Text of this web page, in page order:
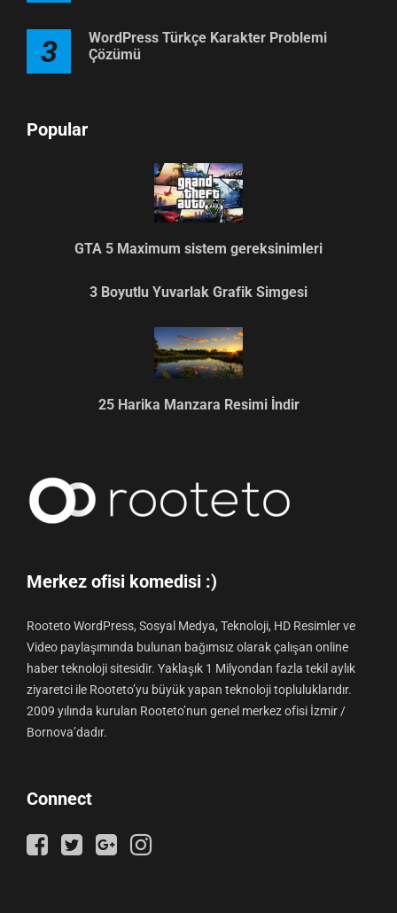
3
WordPress Türkçe Karakter Problemi
Çözümü
Popular
GTA 5 Maximum sistem gereksinimleri
3 Boyutlu Yuvarlak Grafik Simgesi
25 Harika Manzara Resimi İndir
Merkez ofisi komedisi :)
Rooteto WordPress, Sosyal Medya, Teknoloji, HD Resimler ve
Video paylaşımında bulunan bağımsız olarak çalışan online
haber teknoloji sitesidir. Yaklaşık 1 Milyondan fazla tekil aylık
ziyaretci ile Rooteto’yu büyük yapan teknoloji topluluklarıdır.
2009 yılında kurulan Rooteto’nun genel merkez ofisi İzmir /
Bornova’dadır.
Connect